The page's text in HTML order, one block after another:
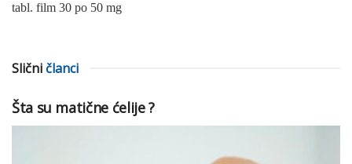
tabl. film 30 po 50 mg
Slični članci
Šta su matične ćelije ?